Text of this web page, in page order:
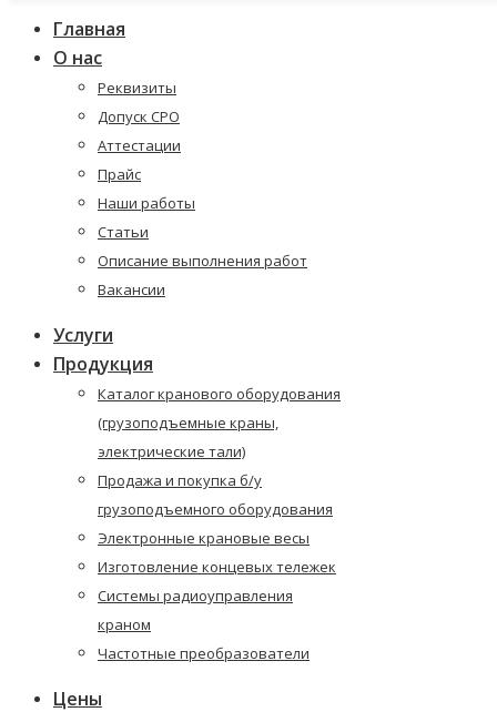
Главная
О нас
Реквизиты
Допуск СРО
Аттестации
Прайс
Наши работы
Статьи
Описание выполнения работ
Вакансии
Услуги
Продукция
Каталог кранового оборудования
(грузоподъемные краны,
электрические тали)
Продажа и покупка б/у
грузоподъемного оборудования
Электронные крановые весы
Изготовление концевых тележек
Системы радиоуправления
краном
Частотные преобразователи
Цены